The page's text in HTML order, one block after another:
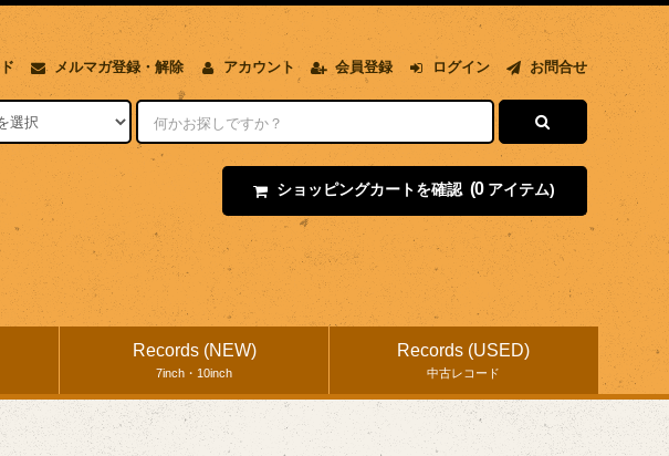
メルマガ登録・解除 アカウント 会員登録 ログイン お問合せ
ショッピングカートを確認 (0 アイテム)
Records (NEW)
7inch・10inch
Records (USED)
中古レコード